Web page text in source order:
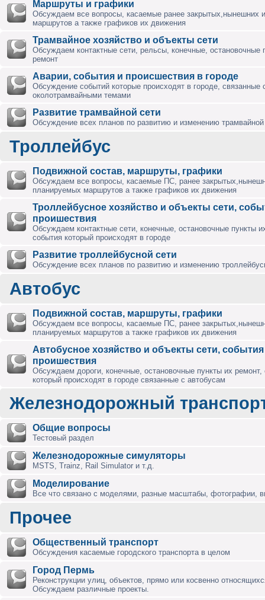
Маршруты и графики
Обсуждаем все вопросы, касаемые ранее закрытых,нынешних
маршрутов а также графиков их движения
Трамвайное хозяйство и объекты сети
Обсуждаем контактные сети, рельсы, конечные, остановочные
ремонт
Аварии, события и происшествия в городе
Обсуждение событий которые происходят в городе, связанные
околотрамвайными темами
Развитие трамвайной сети
Обсуждение всех планов по развитию и изменению трамвайной
Троллейбус
Подвижной состав, маршруты, графики
Обсуждаем все вопросы, касаемые ПС, ранее
планируемых маршрутов а также графиков их движения
Троллейбусное хозяйство и объекты сети,
проишествия
Обсуждаем контактные сети, конечные, остановочные пункты
события который происходят в городе
Развитие троллейбусной сети
Обсуждение всех планов по развитию и изменению
Автобус
Подвижной состав, маршруты, графики
Обсуждаем все вопросы, касаемые ПС, ранее
планируемых маршрутов а также графиков их движения
Автобусное хозяйство и объекты сети,
проишествия
Обсуждаем дороги, конечные, остановочные пункты их ремонт,
который происходят в городе связанные с автобусам
Железнодорожный
Общие вопросы
Тестовый раздел
Железнодорожные симуляторы
MSTS, Trainz, Rail Simulator и т.д.
Моделирование
Все что связано с моделями, разные масштабы, фотографии,
Прочее
Общественный транспорт
Обсуждения касаемые городского транспорта в целом
Город Пермь
Реконструкции улиц, объектов, прямо или косвенно
Обсуждаем различные проекты.